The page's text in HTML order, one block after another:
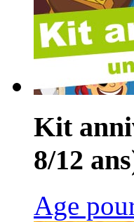
Kit
8/12
Age